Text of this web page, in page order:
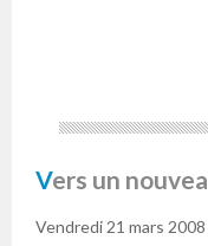
Vers un
Vendredi 21 mars 2008